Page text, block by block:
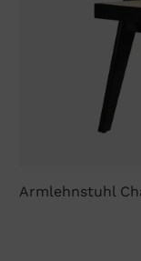
Armlehnstuhl